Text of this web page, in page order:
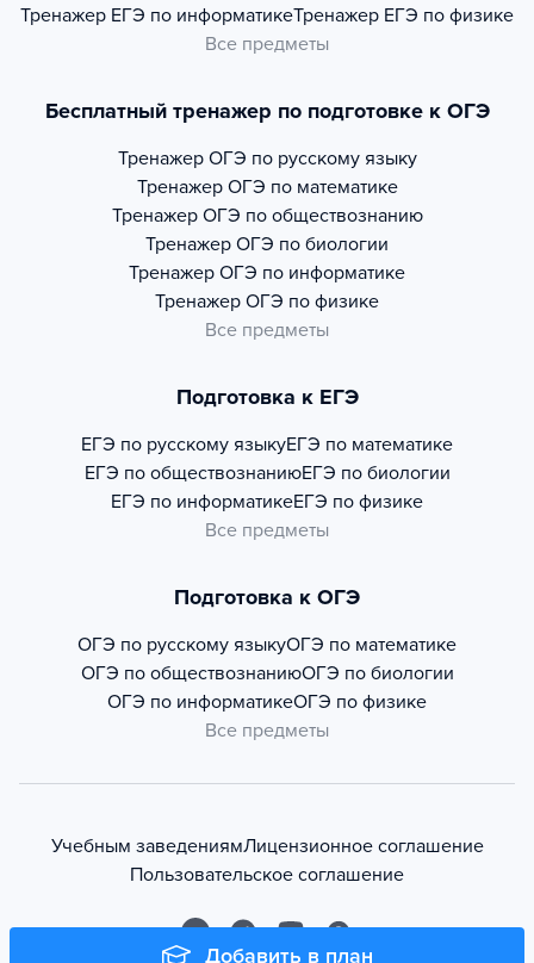
Добавить в план
Тренажер ЕГЭ по информатикеТренажер ЕГЭ по физике
Все предметы
Бесплатный тренажер по подготовке к ОГЭ
Тренажер ОГЭ по русскому языку
Тренажер ОГЭ по математике
Тренажер ОГЭ по обществознанию
Тренажер ОГЭ по биологии
Тренажер ОГЭ по информатике
Тренажер ОГЭ по физике
Все предметы
Подготовка к ЕГЭ
ЕГЭ по русскому языкуЕГЭ по математике
ЕГЭ по обществознаниюЕГЭ по биологии
ЕГЭ по информатикеЕГЭ по физике
Все предметы
Подготовка к ОГЭ
ОГЭ по русскому языкуОГЭ по математике
ОГЭ по обществознаниюОГЭ по биологии
ОГЭ по информатикеОГЭ по физике
Все предметы
Учебным заведениямЛицензионное соглашение
Пользовательское соглашение